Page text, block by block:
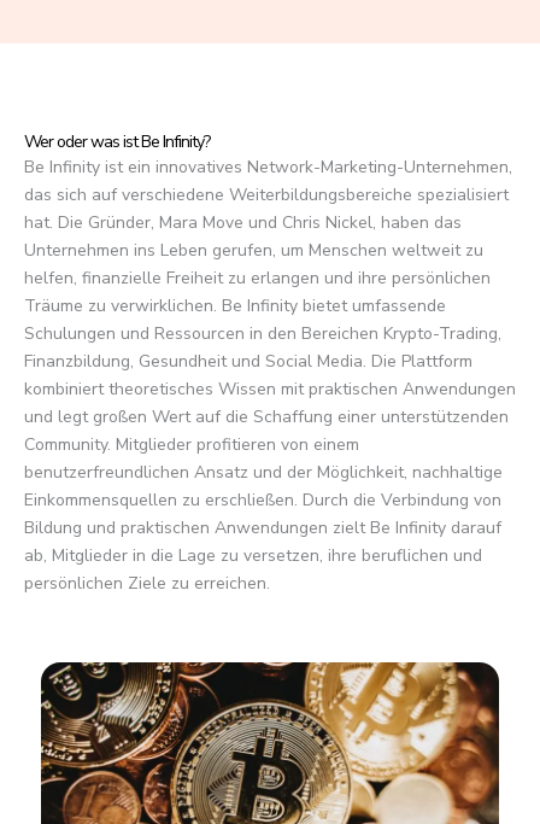
5
Wer oder was ist Be Infinity?
Be Infinity ist ein innovatives Network-Marketing-Unternehmen,
das sich auf verschiedene Weiterbildungsbereiche spezialisiert
hat. Die Gründer, Mara Move und Chris Nickel, haben das
Unternehmen ins Leben gerufen, um Menschen weltweit zu
helfen, finanzielle Freiheit zu erlangen und ihre persönlichen
Träume zu verwirklichen. Be Infinity bietet umfassende
Schulungen und Ressourcen in den Bereichen Krypto-Trading,
Finanzbildung, Gesundheit und Social Media. Die Plattform
kombiniert theoretisches Wissen mit praktischen Anwendungen
und legt großen Wert auf die Schaffung einer unterstützenden
Community. Mitglieder profitieren von einem
benutzerfreundlichen Ansatz und der Möglichkeit, nachhaltige
Einkommensquellen zu erschließen. Durch die Verbindung von
Bildung und praktischen Anwendungen zielt Be Infinity darauf
ab, Mitglieder in die Lage zu versetzen, ihre beruflichen und
persönlichen Ziele zu erreichen.